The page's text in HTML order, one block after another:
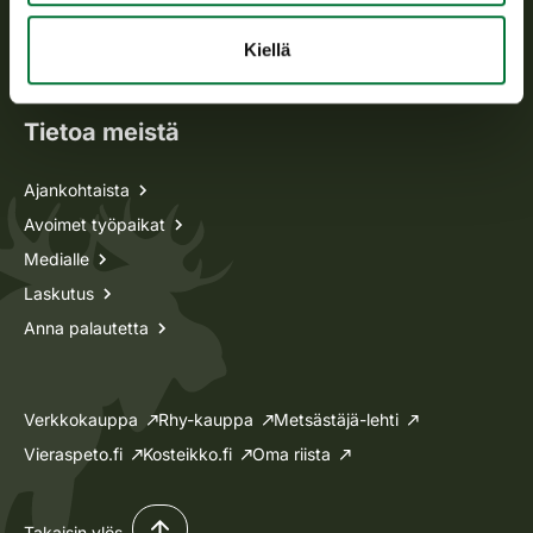
Kiellä
Tietoa meistä
Ajankohtaista
Avoimet työpaikat
Medialle
Laskutus
Anna palautetta
Verkkokauppa Rhy-kauppa
Metsästäjä-lehti
Vieraspeto.fi
Kosteikko.fi Oma riista